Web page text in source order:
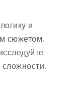
и
сюжетом.